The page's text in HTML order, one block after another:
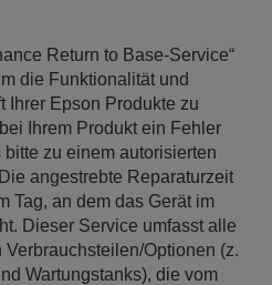
Return to Base-Service“
die Funktionalität und
Ihrer Epson Produkte zu
Ihrem Produkt ein Fehler
zu einem autorisierten
angestrebte Reparaturzeit
Tag, an dem das Gerät im
Dieser Service umfasst alle
Optionen (z.
Wartungstanks), die vom